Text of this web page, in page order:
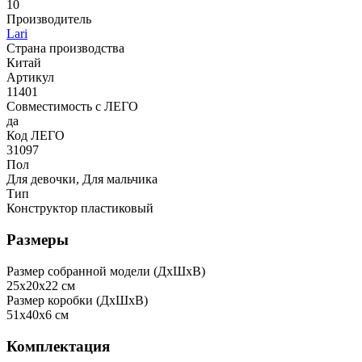
10
Производитель
Lari
Страна производства
Китай
Артикул
11401
Совместимость с ЛЕГО
да
Код ЛЕГО
31097
Пол
Для девочки, Для мальчика
Тип
Конструктор пластиковый
Размеры
Размер собранной модели (ДxШxВ)
25x20x22 см
Размер коробки (ДxШxВ)
51x40x6 см
Комплектация